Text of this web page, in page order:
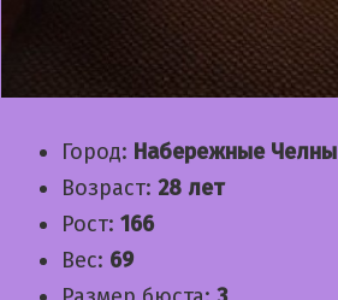
Город: Набережные Челны
Возраст: 28 лет
Рост: 166
Вес: 69